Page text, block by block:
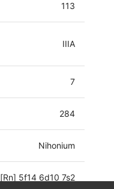
113
IIIA
7
284
Nihonium
[Rn] 5f14 6d10 7s2